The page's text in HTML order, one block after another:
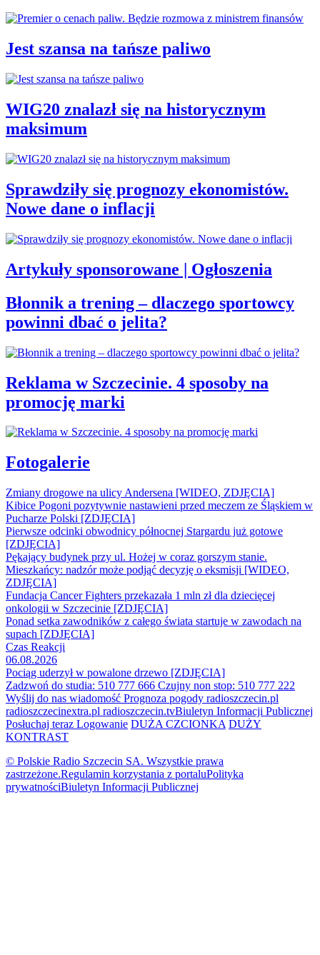
Jest szansa na tańsze paliwo
WIG20 znalazł się na historycznym
maksimum
Sprawdziły się prognozy ekonomistów.
Nowe dane o inflacji
Artykuły sponsorowane | Ogłoszenia
Błonnik a trening – dlaczego sportowcy
powinni dbać o jelita?
Reklama w Szczecinie. 4 sposoby na
promocję marki
Fotogalerie
Zmiany drogowe na ulicy Andersena [WIDEO, ZDJĘCIA]
Kibice Pogoni pozytywnie nastawieni przed meczem ze Śląskiem w
Pucharze Polski [ZDJĘCIA]
Pierwsze odcinki obwodnicy północnej Stargardu już gotowe
[ZDJĘCIA]
Pękający budynek przy ul. Hożej w coraz gorszym stanie.
Mieszkańcy: nadzór może podjąć decyzję o eksmisji [WIDEO,
ZDJĘCIA]
Fundacja Cancer Fighters przekazała 1 mln zł dla dziecięcej
onkologii w Szczecinie [ZDJĘCIA]
Ponad setka zawodników z całego świata startuje w zawodach na
supach [ZDJĘCIA]
Czas Reakcji
06.08.2026
Pociąg uderzył w powalone drzewo [ZDJĘCIA]
Zadzwoń do studia: 510 777 666 Czujny non stop: 510 777 222
Wyślij do nas wiadomość Prognoza pogody radioszczecin.pl
radioszczecinextra.pl radioszczecin.tvBiuletyn Informacji Publicznej
Posłuchaj teraz Logowanie DUŻA CZCIONKA DUŻY
KONTRAST
© Polskie Radio Szczecin SA. Wszystkie prawa
zastrzeżone.Regulamin korzystania z portaluPolityka
prywatnościBiuletyn Informacji Publicznej